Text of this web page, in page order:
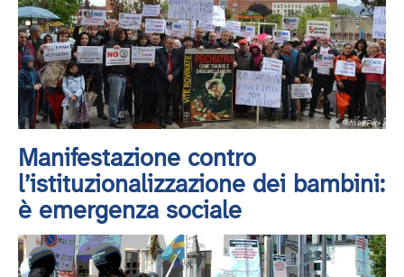
Manifestazione contro
l’istituzionalizzazione dei bambini:
è emergenza sociale